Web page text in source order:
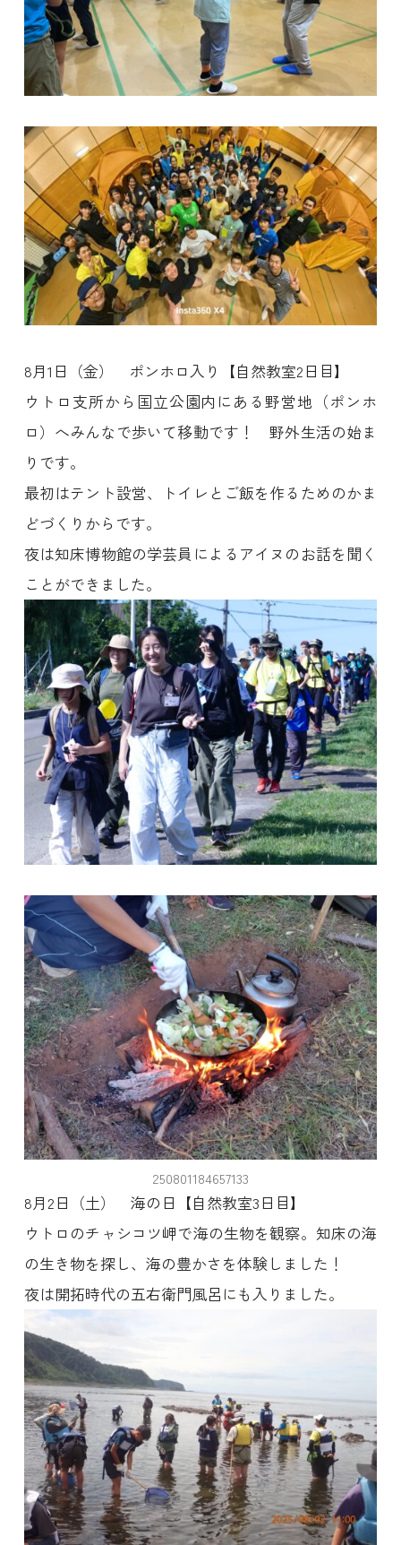
8月1日（金） ポンホロ入り【自然教室2日目】
ウトロ支所から国立公園内にある野営地（ポンホ
ロ）へみんなで歩いて移動です！ 野外生活の始ま
りです。
最初はテント設営、トイレとご飯を作るためのかま
どづくりからです。
夜は知床博物館の学芸員によるアイヌのお話を聞く
ことができました。
250801184657133
8月2日（土） 海の日【自然教室3日目】
ウトロのチャシコツ岬で海の生物を観察。知床の海
の生き物を探し、海の豊かさを体験しました！
夜は開拓時代の五右衛門風呂にも入りました。